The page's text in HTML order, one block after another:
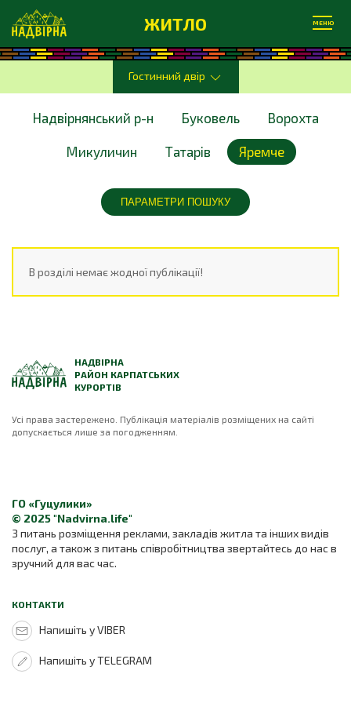
ЖИТЛО МЕНЮ
Гостинний двір
Надвірнянський р-н Буковель Ворохта
Микуличин Татарів Яремче
ПАРАМЕТРИ ПОШУКУ
В розділі немає жодної публікації!
НАДВІРНА
РАЙОН КАРПАТСЬКИХ
КУРОРТІВ
Усі права застережено. Публікація матеріалів розміщених на сайті
допускається лише за погодженням.
ГО «Гуцулики»
© 2025 "Nadvirna.life"
З питань розміщення реклами, закладів житла та інших видів
послуг, а також з питань співробітництва звертайтесь до нас в
зручний для вас час.
КОНТАКТИ
Напишіть у VIBER
Напишіть у TELEGRAM